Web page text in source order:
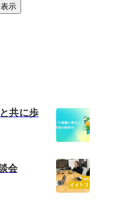
示
共に歩
会